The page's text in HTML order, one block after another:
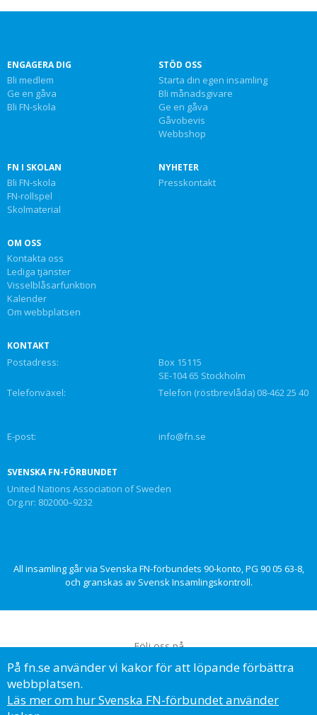
ENGAGERA DIG
Bli medlem
Ge en gåva
Bli FN-skola
STÖD OSS
Starta din egen insamling
Bli månadsgivare
Ge en gåva
Gåvobevis
Webbshop
FN I SKOLAN
Bli FN-skola
FN-rollspel
Skolmaterial
NYHETER
Presskontakt
OM OSS
Kontakta oss
Lediga tjänster
Visselblåsarfunktion
Kalender
Om webbplatsen
KONTAKT
Postadress:
Box 15115
SE-104 65 Stockholm
Telefonväxel:
Telefon (röstbrevlåda) 08-462 25 40
E-post: info@fn.se
SVENSKA FN-FÖRBUNDET
United Nations Association of Sweden
Org.nr: 802000–9232
All insamling går via Svenska FN-förbundets 90-konto, PG 90 05 63-8,
och granskas av Svensk Insamlingskontroll.
Följ oss på
På fn.se använder vi kakor för att löpande förbättra
webbplatsen.
Läs mer om hur Svenska FN-förbundet använder